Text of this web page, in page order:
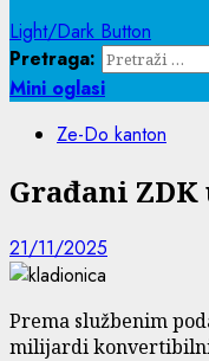
Light/Dark Button
Pretraga:
Mini oglasi
Ze-Do kanton
Građani
21/11/2025
Prema službenim
milijardi